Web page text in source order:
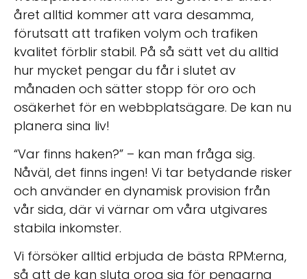
året alltid kommer att vara desamma,
förutsatt att trafiken volym och trafiken
kvalitet förblir stabil. På så sätt vet du alltid
hur mycket pengar du får i slutet av
månaden och sätter stopp för oro och
osäkerhet för en webbplatsägare. De kan nu
planera sina liv!
“Var finns haken?” – kan man fråga sig.
Nåväl, det finns ingen! Vi tar betydande risker
och använder en dynamisk provision från
vår sida, där vi värnar om våra utgivares
stabila inkomster.
Vi försöker alltid erbjuda de bästa RPM:erna,
så att de kan sluta oroa sig för pengarna